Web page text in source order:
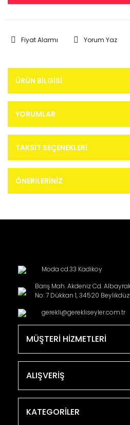
Fiyat Alarmı Yorum Yaz
ÜRÜN BILGISI
YORUMLAR
TAKSIT SEÇENEKLERI
ÖNERILERINIZ
Moda cd.33 Kadikoy
Barış Mah. Akdeniz Cd.
No: 7 Dükkan 1, 34520
gerekli@gerekliseyler.com.tr
MÜŞTERİ HİZMETLERİ
ALIŞVERİŞ
KATEGORİLER